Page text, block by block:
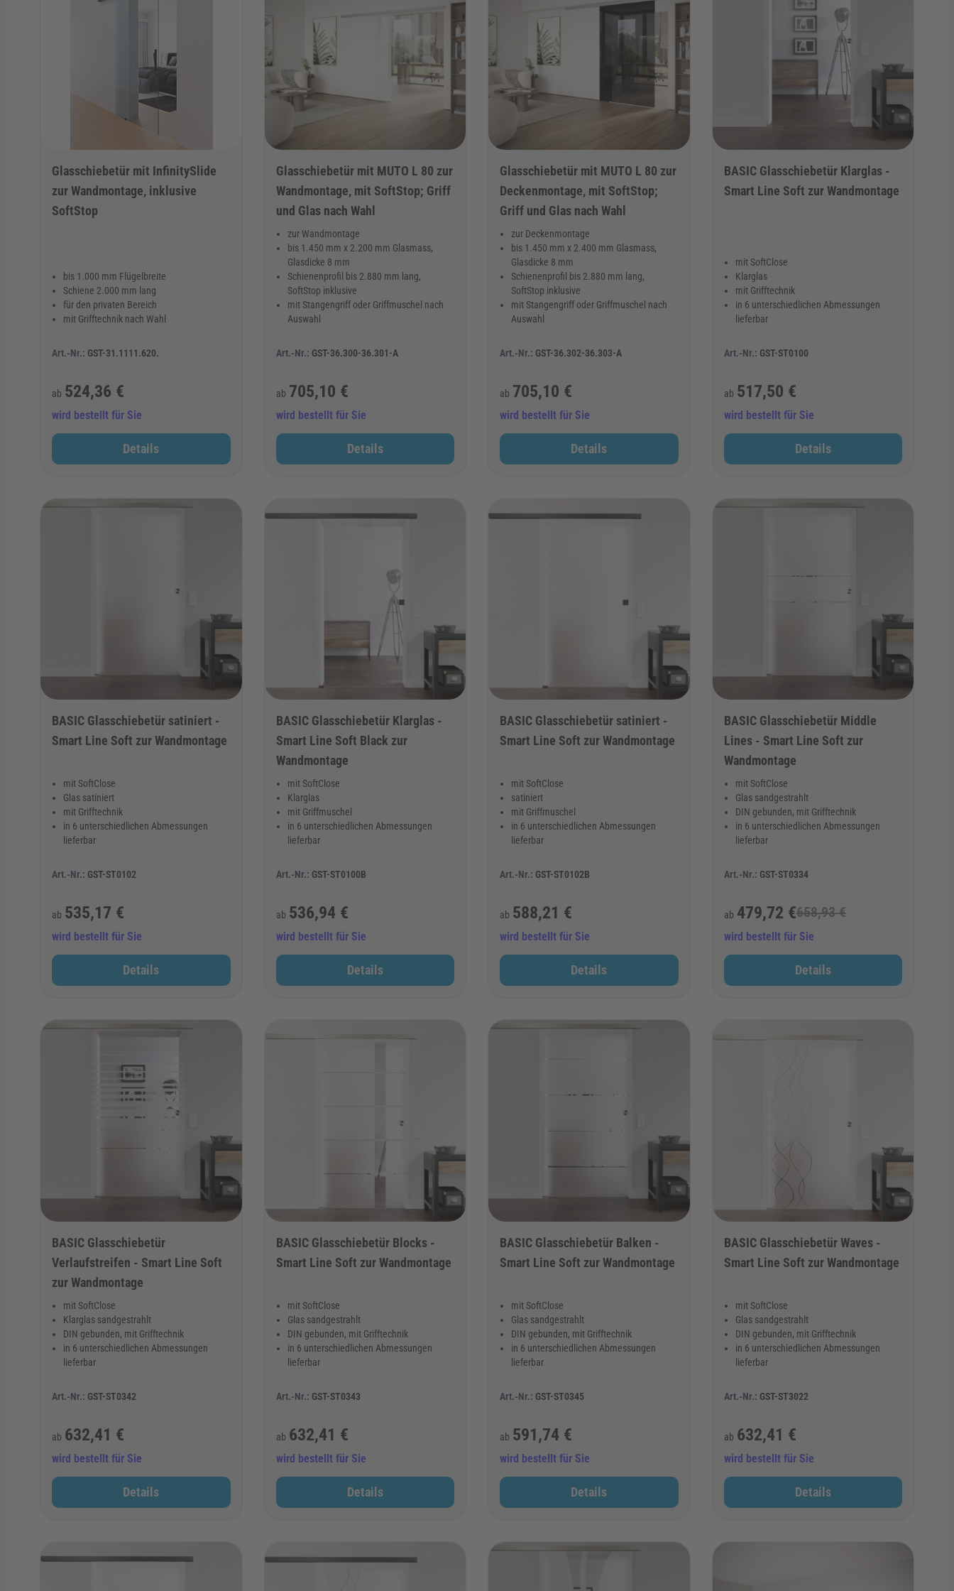
Glasschiebetür mit InfinitySlide
zur Wandmontage, inklusive
SoftStop
bis 1.000 mm Flügelbreite
Schiene 2.000 mm lang
für den privaten Bereich
mit Grifftechnik nach Wahl
Art.-Nr.: GST-31.1111.620.
ab 524,36 €
wird bestellt für Sie
Details
Glasschiebetür mit MUTO L 80 zur
Wandmontage, mit SoftStop; Griff
und Glas nach Wahl
zur Wandmontage
bis 1.450 mm x 2.200 mm Glasmass,
Glasdicke 8 mm
Schienenprofil bis 2.880 mm lang,
SoftStop inklusive
mit Stangengriff oder Griffmuschel nach
Auswahl
Art.-Nr.: GST-36.300-36.301-A
ab 705,10 €
wird bestellt für Sie
Details
Glasschiebetür mit MUTO L 80 zur
Deckenmontage, mit SoftStop;
Griff und Glas nach Wahl
zur Deckenmontage
bis 1.450 mm x 2.400 mm Glasmass,
Glasdicke 8 mm
Schienenprofil bis 2.880 mm lang,
SoftStop inklusive
mit Stangengriff oder Griffmuschel nach
Auswahl
Art.-Nr.: GST-36.302-36.303-A
ab 705,10 €
wird bestellt für Sie
Details
BASIC Glasschiebetür Klarglas -
Smart Line Soft zur Wandmontage
mit SoftClose
Klarglas
mit Grifftechnik
in 6 unterschiedlichen Abmessungen
lieferbar
Art.-Nr.: GST-ST0100
ab 517,50 €
wird bestellt für Sie
Details
BASIC Glasschiebetür satiniert -
Smart Line Soft zur Wandmontage
mit SoftClose
Glas satiniert
mit Grifftechnik
in 6 unterschiedlichen Abmessungen
lieferbar
Art.-Nr.: GST-ST0102
ab 535,17 €
wird bestellt für Sie
Details
BASIC Glasschiebetür Klarglas -
Smart Line Soft Black zur
Wandmontage
mit SoftClose
Klarglas
mit Griffmuschel
in 6 unterschiedlichen Abmessungen
lieferbar
Art.-Nr.: GST-ST0100B
ab 536,94 €
wird bestellt für Sie
Details
BASIC Glasschiebetür satiniert -
Smart Line Soft zur Wandmontage
mit SoftClose
satiniert
mit Griffmuschel
in 6 unterschiedlichen Abmessungen
lieferbar
Art.-Nr.: GST-ST0102B
ab 588,21 €
wird bestellt für Sie
Details
BASIC Glasschiebetür Middle
Lines - Smart Line Soft zur
Wandmontage
mit SoftClose
Glas sandgestrahlt
DIN gebunden, mit Grifftechnik
in 6 unterschiedlichen Abmessungen
lieferbar
Art.-Nr.: GST-ST0334
ab 479,72 €658,93 €
wird bestellt für Sie
Details
BASIC Glasschiebetür
Verlaufstreifen - Smart Line Soft
zur Wandmontage
mit SoftClose
Klarglas sandgestrahlt
DIN gebunden, mit Grifftechnik
in 6 unterschiedlichen Abmessungen
lieferbar
Art.-Nr.: GST-ST0342
ab 632,41 €
wird bestellt für Sie
Details
BASIC Glasschiebetür Blocks -
Smart Line Soft zur Wandmontage
mit SoftClose
Glas sandgestrahlt
DIN gebunden, mit Grifftechnik
in 6 unterschiedlichen Abmessungen
lieferbar
Art.-Nr.: GST-ST0343
ab 632,41 €
wird bestellt für Sie
Details
BASIC Glasschiebetür Balken -
Smart Line Soft zur Wandmontage
mit SoftClose
Glas sandgestrahlt
DIN gebunden, mit Grifftechnik
in 6 unterschiedlichen Abmessungen
lieferbar
Art.-Nr.: GST-ST0345
ab 591,74 €
wird bestellt für Sie
Details
BASIC Glasschiebetür Waves -
Smart Line Soft zur Wandmontage
mit SoftClose
Glas sandgestrahlt
DIN gebunden, mit Grifftechnik
in 6 unterschiedlichen Abmessungen
lieferbar
Art.-Nr.: GST-ST3022
ab 632,41 €
wird bestellt für Sie
Details